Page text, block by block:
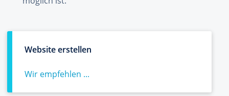
Website erstellen
Wir empfehlen ...